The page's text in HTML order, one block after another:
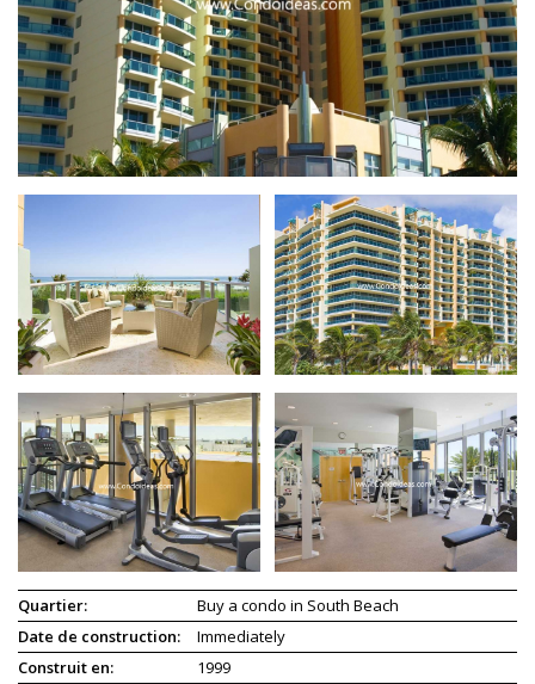
Quartier:
Buy a condo in South Beach
Date de construction:
Immediately
Construit en:
1999